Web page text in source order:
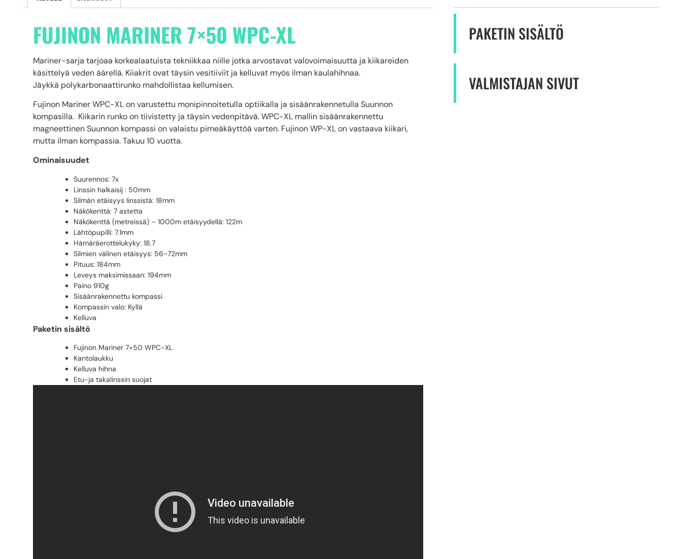
FUJINON MARINER 7×50 WPC-XL
Mariner-sarja tarjoaa korkealaatuista tekniikkaa niille jotka arvostavat valovoimaisuutta ja kiikareiden
käsittelyä veden äärellä. Kiiakrit ovat täysin vesitiiviit ja kelluvat myös ilman kaulahihnaa.
Jäykkä polykarbonaattirunko mahdollistaa kellumisen.
Fujinon Mariner WPC-XL on varustettu monipinnoitetulla optiikalla ja sisäänrakennetulla Suunnon
kompasilla. Kiikarin runko on tiivistetty ja täysin vedenpitävä. WPC-XL mallin sisäänrakennettu
magneettinen Suunnon kompassi on valaistu pimeäkäyttöä varten. Fujinon WP-XL on vastaava kiikari,
mutta ilman kompassia. Takuu 10 vuotta.
Ominaisuudet
Suurennos: 7x
Linssin halkaisij : 50mm
Silmän etäisyys linssistä: 18mm
Näkökenttä: 7 astetta
Näkökenttä (metreissä) – 1000m etäisyydellä: 122m
Lähtöpupilli: 7.1mm
Hämäräerottelukyky: 18.7
Silmien välinen etäisyys: 56~72mm
Pituus: 184mm
Leveys maksimissaan: 194mm
Paino 910g
Sisäänrakennettu kompassi
Kompassin valo: Kyllä
Kelluva
Paketin sisältö
Fujinon Mariner 7×50 WPC-XL
Kantolaukku
Kelluva hihna
Etu-ja takalinssin suojat
PAKETIN SISÄLTÖ
VALMISTAJAN SIVUT